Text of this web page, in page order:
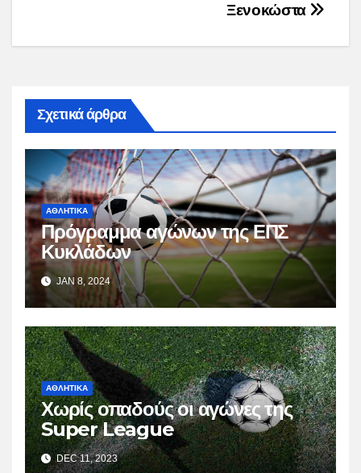
Ξενοκώστα
Σχετικά άρθρα
ΑΘΛΗΤΙΚΑ
Πρόγραμμα αγώνων της ΕΠΣ
Κυκλάδων
JAN 8, 2024
ΑΘΛΗΤΙΚΑ
Χωρίς οπαδούς οι αγώνες της
Super League
DEC 11, 2023